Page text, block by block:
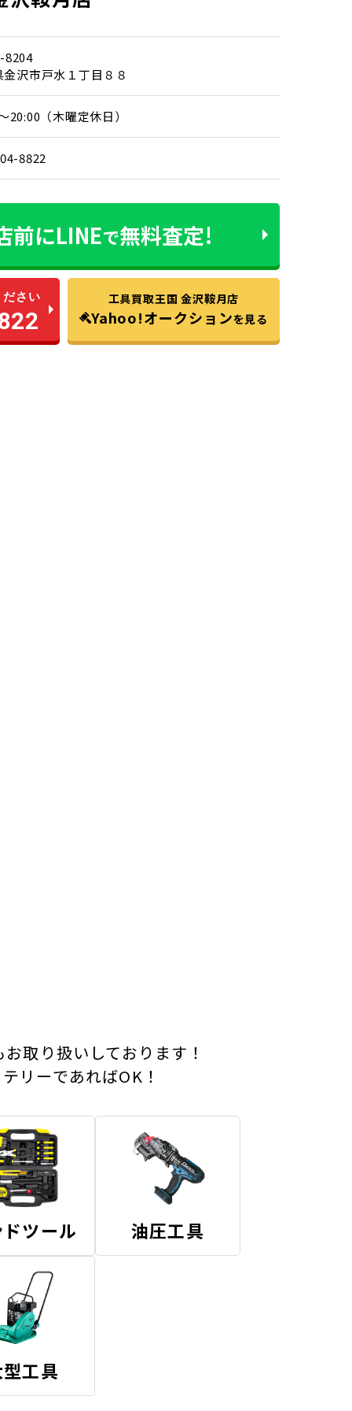
8204
金沢市戸水１丁目８８
20:00（木曜定休日）
8822
前にLINEで無料査定!
ださい 工具買取王国 金沢鞍月店
Yahoo!オークションを見る
取り扱いしております！
リーであればOK！
ツール 油圧工具
工具